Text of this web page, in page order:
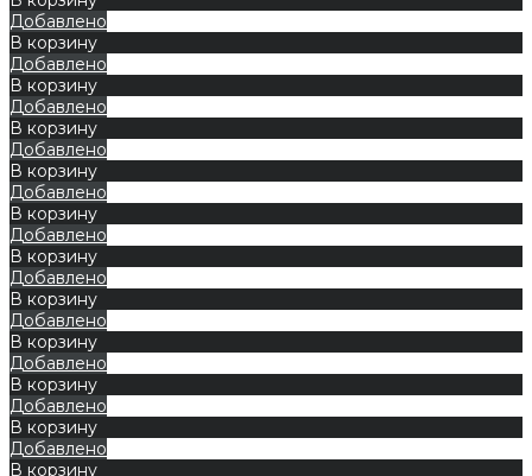
Добавлено
В корзину
Добавлено
В корзину
Добавлено
В корзину
Добавлено
В корзину
Добавлено
В корзину
Добавлено
В корзину
Добавлено
В корзину
Добавлено
В корзину
Добавлено
В корзину
Добавлено
В корзину
Добавлено
В корзину